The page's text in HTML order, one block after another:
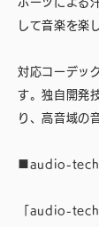
して音楽を楽
対応コーデッ
す。独自開発
り、高音域の
■audio-
「audio-